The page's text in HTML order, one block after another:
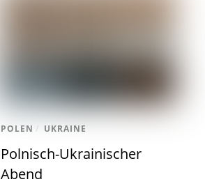
POLEN / UKRAINE
Polnisch-Ukrainischer
Abend